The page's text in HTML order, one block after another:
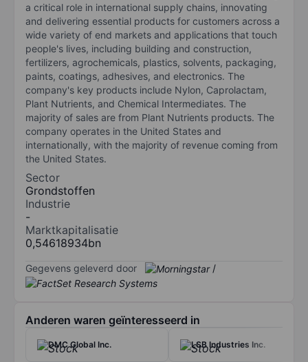
a critical role in international supply chains, innovating
and delivering essential products for customers across a
wide variety of end markets and applications that touch
people's lives, including building and construction,
fertilizers, agrochemicals, plastics, solvents, packaging,
paints, coatings, adhesives, and electronics. The
company's key products include Nylon, Caprolactam,
Plant Nutrients, and Chemical Intermediates. The
majority of sales are from Plant Nutrients products. The
company operates in the United States and
internationally, with the majority of revenue coming from
the United States.
Sector
Grondstoffen
Industrie
-
Marktkapitalisatie
0,54618934bn
Gegevens geleverd door /
Anderen waren geïnteresseerd in
DMC Global Inc. LSB Industries Inc.